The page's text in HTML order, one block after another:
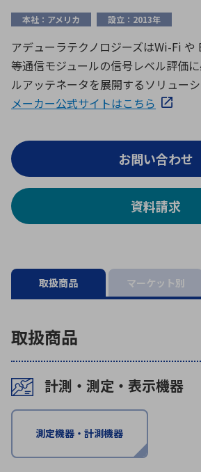
ワイヤレス給電
ロボティクス（AI）
計測・検出
品質管理・検査
照射
環境構築・開発システム
民生
ICTソリューション 組
医療機器
アルファベット順
A B C
E
F G
M
N O
R S
Y
Z
本社：アメリカ 設立：2013年
アデューラテクノロジーズはWi-Fi
等通信モジュールの信号レベル評価
ルアッテネータを展開するソリュー
メーカー公式サイトはこちら
お問い合わせ
資料請求
取扱商品 マーケット別
取扱商品
計測・測定・表示機器
測定機器・計測機器